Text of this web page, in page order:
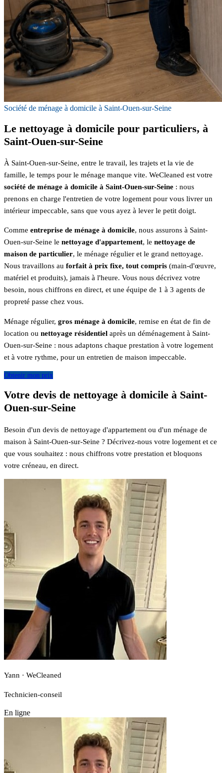
Société de ménage à domicile à Saint-Ouen-sur-Seine
Le nettoyage à domicile pour particuliers, à
Saint-Ouen-sur-Seine
À Saint-Ouen-sur-Seine, entre le travail, les trajets et la vie de
famille, le temps pour le ménage manque vite. WeCleaned est votre
société de ménage à domicile à Saint-Ouen-sur-Seine : nous
prenons en charge l'entretien de votre logement pour vous livrer un
intérieur impeccable, sans que vous ayez à lever le petit doigt.
Comme entreprise de ménage à domicile, nous assurons à Saint-
Ouen-sur-Seine le nettoyage d'appartement, le nettoyage de
maison de particulier, le ménage régulier et le grand nettoyage.
Nous travaillons au forfait à prix fixe, tout compris (main-d'œuvre,
matériel et produits), jamais à l'heure. Vous nous décrivez votre
besoin, nous chiffrons en direct, et une équipe de 1 à 3 agents de
propreté passe chez vous.
Ménage régulier, gros ménage à domicile, remise en état de fin de
location ou nettoyage résidentiel après un déménagement à Saint-
Ouen-sur-Seine : nous adaptons chaque prestation à votre logement
et à votre rythme, pour un entretien de maison impeccable.
Obtenir mon prix
Votre devis de nettoyage à domicile à Saint-
Ouen-sur-Seine
Besoin d'un devis de nettoyage d'appartement ou d'un ménage de
maison à Saint-Ouen-sur-Seine ? Décrivez-nous votre logement et ce
que vous souhaitez : nous chiffrons votre prestation et bloquons
votre créneau, en direct.
Yann · WeCleaned
Technicien-conseil
En ligne